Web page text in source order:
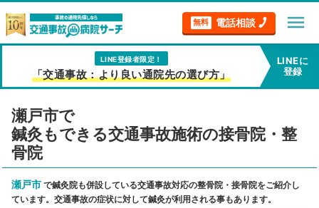
無料 電話相談 menu
LINE登録者限定！
「交通事故：より良い通院先の選び方」
LINEに
登録
瀬戸市で
鍼灸もできる交通事故施術の接骨院・整
骨院
瀬戸市 で鍼灸院も併設している交通事故対応の整骨院・接骨院をご紹介し
ています。交通事故の症状に対して鍼灸が利用される事もあります。